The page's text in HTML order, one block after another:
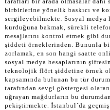
birbirlerine yönelik baskıcı ve
sergileyebilmekte. Sosyal
kurduğuna bakmak, sürekli
mesajlarını kontrol etmek gibi
şiddeti örneklerinden. Bununla
zorlamak, en son hangi saatte
sosyal medya hesaplarının
teknolojik flört şiddetine örnek
kapsamında bulunan bu tür
tarafından sevgi göstergesi
uğrayan mağdurların bu
pekiştirmekte. İstanbul´da